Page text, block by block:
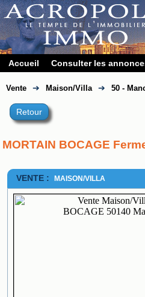
Accueil Consulter les
Vente ➔ Maison/Villa ➔ 50 -
Retour
MORTAIN BOCAGE
VENTE : MAISON/VILLA